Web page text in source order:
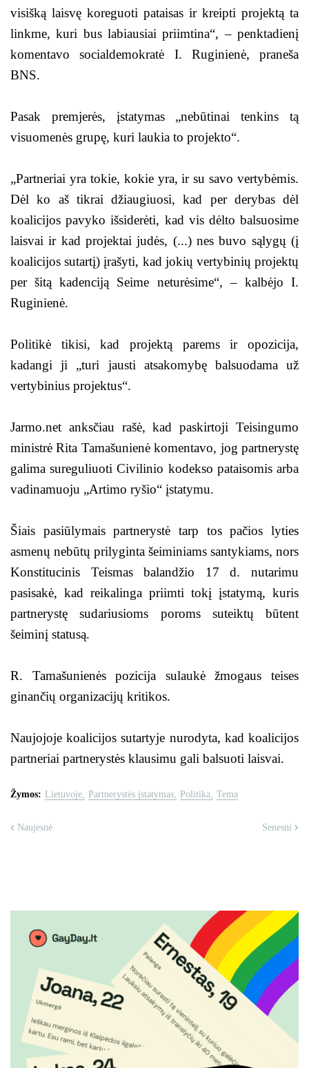
visišką laisvę koreguoti pataisas ir kreipti projektą ta
linkme, kuri bus labiausiai priimtina“, – penktadienį
komentavo socialdemokratė I. Ruginienė, praneša
BNS.
Pasak premjerės, įstatymas „nebūtinai tenkins tą
visuomenės grupę, kuri laukia to projekto“.
„Partneriai yra tokie, kokie yra, ir su savo vertybėmis.
Dėl ko aš tikrai džiaugiuosi, kad per derybas dėl
koalicijos pavyko išsiderėti, kad vis dėlto balsuosime
laisvai ir kad projektai judės, (...) nes buvo sąlygų (į
koalicijos sutartį) įrašyti, kad jokių vertybinių projektų
per šitą kadenciją Seime neturėsime“, – kalbėjo I.
Ruginienė.
Politikė tikisi, kad projektą parems ir opozicija,
kadangi ji „turi jausti atsakomybę balsuodama už
vertybinius projektus“.
Jarmo.net anksčiau rašė, kad paskirtoji Teisingumo
ministrė Rita Tamašunienė komentavo, jog partnerystę
galima sureguliuoti Civilinio kodekso pataisomis arba
vadinamuoju „Artimo ryšio“ įstatymu.
Šiais pasiūlymais partnerystė tarp tos pačios lyties
asmenų nebūtų prilyginta šeiminiams santykiams, nors
Konstitucinis Teismas balandžio 17 d. nutarimu
pasisakė, kad reikalinga priimti tokį įstatymą, kuris
partnerystę sudariusioms poroms suteiktų būtent
šeiminį statusą.
R. Tamašunienės pozicija sulaukė žmogaus teises
ginančių organizacijų kritikos.
Naujojoje koalicijos sutartyje nurodyta, kad koalicijos
partneriai partnerystės klausimu gali balsuoti laisvai.
Žymos: Lietuvoje Partnerystės įstatymas Politika Tema
Naujesnė Senesni